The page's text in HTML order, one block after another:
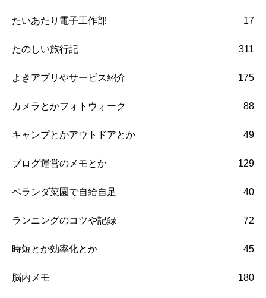
たいあたり電子工作部 17
たのしい旅行記 311
よきアプリやサービス紹介 175
カメラとかフォトウォーク 88
キャンプとかアウトドアとか 49
ブログ運営のメモとか 129
ベランダ菜園で自給自足 40
ランニングのコツや記録 72
時短とか効率化とか 45
脳内メモ 180